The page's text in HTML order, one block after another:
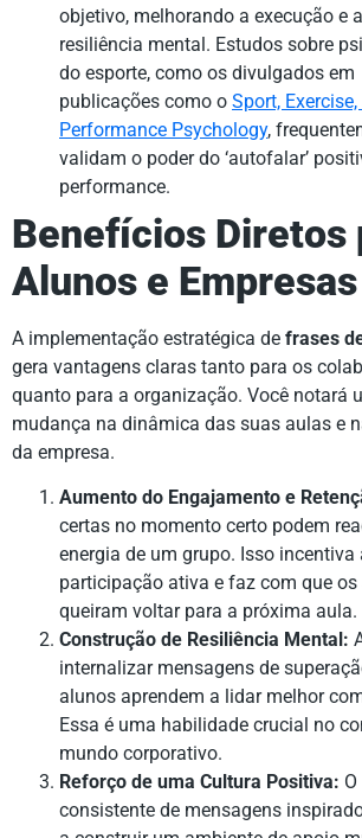
objetivo, melhorando a execução e a
resiliência mental. Estudos sobre
do esporte, como os divulgados em
publicações como o Sport,
Performance Psychology,
validam o poder do ‘autofalar’
performance.
Benefícios Diretos
Alunos e Empresas
A implementação estratégica de frases
gera vantagens claras tanto para os
quanto para a organização. Você notará
mudança na dinâmica das suas aulas e
da empresa.
Aumento do Engajamento e
certas no momento certo podem
energia de um grupo. Isso incentiva
participação ativa e faz com que
queiram voltar para a próxima aula.
Construção de Resiliência Mental:
internalizar mensagens de
alunos aprendem a lidar melhor
Essa é uma habilidade crucial no
mundo corporativo.
Reforço de uma Cultura Positiva:
consistente de mensagens